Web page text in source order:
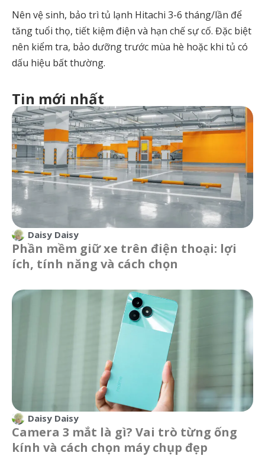
Nên vệ sinh, bảo trì tủ lạnh Hitachi 3-6 tháng/lần để
tăng tuổi thọ, tiết kiệm điện và hạn chế sự cố. Đặc biệt
nên kiểm tra, bảo dưỡng trước mùa hè hoặc khi tủ có
dấu hiệu bất thường.
Tin mới nhất
Daisy Daisy
Phần mềm giữ xe trên điện thoại: lợi
ích, tính năng và cách chọn
Daisy Daisy
Camera 3 mắt là gì? Vai trò từng ống
kính và cách chọn máy chụp đẹp